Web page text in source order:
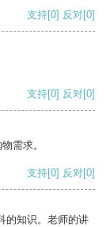
支持[0] 反对[0]
支持[0] 反对[0]
需求。
支持[0] 反对[0]
的知识。老师的讲